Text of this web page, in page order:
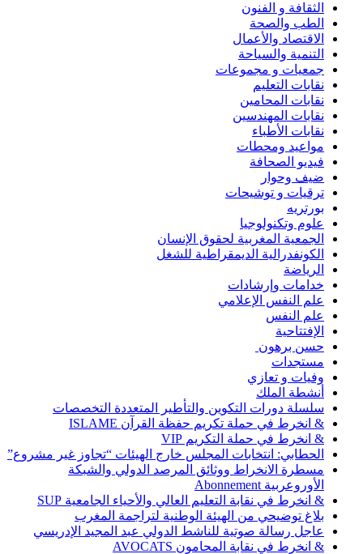
الثقافة و الفنون
الطب والصحة
الاقتصاد والأعمال
التنمية والسياحة
جمعيات و مجموعات
نقابات التعليم
نقابات المحامين
نقابات المهندسين
نقابات الأطباء
مواعيد ومحطات
فيديو الصحافة
ضيف وحوار
ترقيات و توشيحات
بورتريه
علوم وتكنولوجيا
الجمعية المغربية لحقوق الإنسان
الكونفدرالية الديمقراطية للشغل
الرياضة
خدامات وإرشادات
علم النفس الإعلامي
علم النفس
الإفتتاحية
حسن برهون
مستجدات
وفيات و تعازي
أنشطة الملك
سلسلة دورات التكوين والتأطير المتعددة التخصصات
& انخرط في حملة تكريم حفظة القرآن ISLAME
& انخرط في حملة التكريم VIP
الحطابي: انتخابات المجلس خارج الهيئات “تجاوز غير مشروع”
مسطرة الانخراط ووثائق المرصد الدولي والشبكة
الأوروعربية Abonnement
& انخرط في نقابة التعليم العالي والأحياء الجامعية SUP
بلاغ توضيحي من الهيئة الوطنية لتراجمة المغرب
عاجل رسالة صوتية للناشط الدولي عبد المجيد الإدريسي
& انخرط في نقابة المحامون AVOCATS